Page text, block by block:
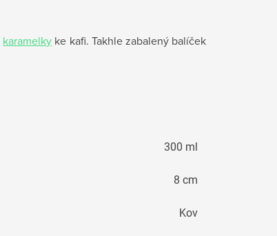
karamelky ke kafi. Takhle zabalený balíček
300 ml
8 cm
Kov